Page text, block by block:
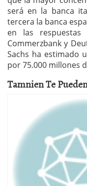
será en la banca
tercera la banca
en las respuestas
Commerzbank y
Sachs ha estimado
por 75.000 millones
Tamnien Te